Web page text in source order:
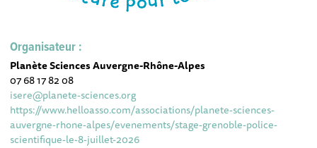
Organisateur :
Planète Sciences Auvergne-Rhône-Alpes
07 68 17 82 08
isere@planete-sciences.org
https://www.helloasso.com/associations/planete-sciences-
auvergne-rhone-alpes/evenements/stage-grenoble-police-
scientifique-le-8-juillet-2026